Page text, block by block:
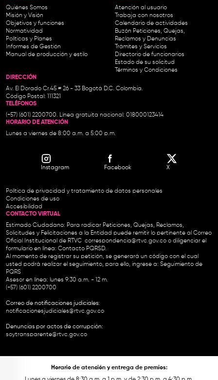
Quiénes Somos
Misión y Visión
Objetivos y funciones
Normatividad
Políticas y Planes
Informes de Gestión
Manual de producción y estilo
Atención al usuario
Trabaja con nosotros
Calendario de actividades
Buzón Peticiones, Quejas,
Reclamos y Denuncias
Trámites y Servicios
Directorio de funcionarios
Estado de su solicitud
Términos y Condiciones
DIRECCIÓN
Av. El Dorado Cr.45 # 26 - 33 Bogotá D.C. Colombia.
Código Postal: 111321
TELÉFONOS
(+57) (601) 2200700. Línea gratuita nacional: 018000123414
HORARIO DE ATENCIÓN
Lunes a viernes de 8:00 a.m. a 5:00 p.m.
Instagram Facebook X
Política de privacidad y tratamiento de datos personales
Condiciones de uso
Accesibilidad
CONTACTO VIRTUAL
Estimado Ciudadano: Para radicar Peticiones, Quejas, Reclamos,
Solicitudes y Felicitaciones a la Entidad puede remitir lo pertinente al Correo
Oficial Institucional de RTVC correspondencia@rtvc.gov.co o diligenciar el
formulario en línea: Contacto PQRSD.
Al momento de registrar su petición, se generará un código con el cual
usted podrá realizar el seguimiento, para ello, ingrese a: Seguimiento de
PQRS
Asesor en línea: lunes 9:30 a.m. - 12 m.
(+57) (601) 2200700
Correo de notificaciones judiciales:
notificacionesjudiciales@rtvc.gov.co
Denuncias por actos de corrupción:
soytransparente@rtvc.gov.co
Horario de atención y entrega de premios: